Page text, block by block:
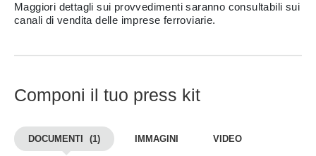
Maggiori dettagli sui provvedimenti saranno consultabili sui
canali di vendita delle imprese ferroviarie.
Componi il tuo press kit
DOCUMENTI (1) IMMAGINI VIDEO